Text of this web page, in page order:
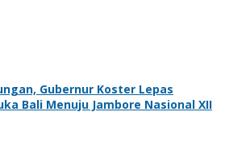
Gubernur Koster Lepas
Bali Menuju Jambore Nasional XII